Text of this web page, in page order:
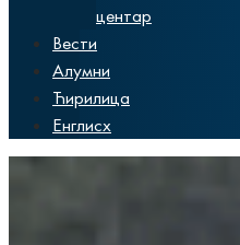
центар
Вести
Алумни
Ћирилица
Енглисх